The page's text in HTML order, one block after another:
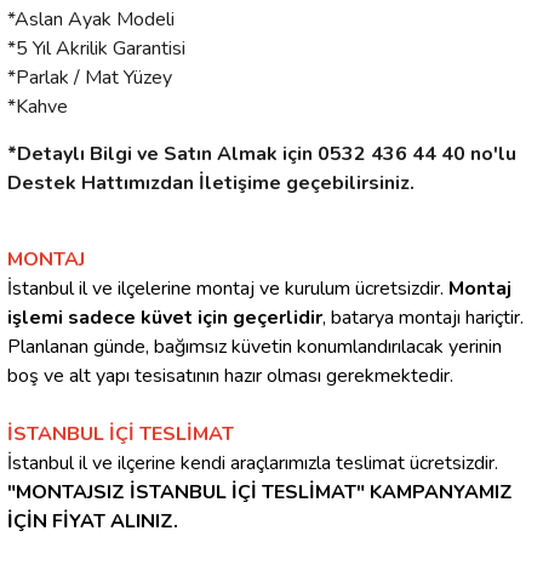
*Aslan Ayak Modeli
*5 Yıl Akrilik Garantisi
*Parlak / Mat Yüzey
*Kahve
*Detaylı Bilgi ve Satın Almak için 0532 436 44 40 no'lu
Destek Hattımızdan İletişime geçebilirsiniz.
MONTAJ
İstanbul il ve ilçelerine montaj ve kurulum ücretsizdir. Montaj
işlemi sadece küvet için geçerlidir, batarya montajı hariçtir.
Planlanan günde, bağımsız küvetin konumlandırılacak yerinin
boş ve alt yapı tesisatının hazır olması gerekmektedir.
İSTANBUL İÇİ TESLİMAT
İstanbul il ve ilçerine kendi araçlarımızla teslimat ücretsizdir.
"MONTAJSIZ İSTANBUL İÇİ TESLİMAT" KAMPANYAMIZ
İÇİN FİYAT ALINIZ.